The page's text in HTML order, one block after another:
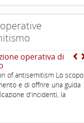
operativa di
of antisemitism Lo scopo
e di offrire una guida
d'incidenti, la